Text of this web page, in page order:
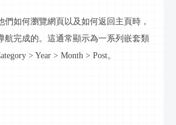
們如何瀏覽網頁以及如何返回主頁時，
航完成的。這通常顯示為一系列嵌套類
> Year > Month > Post。